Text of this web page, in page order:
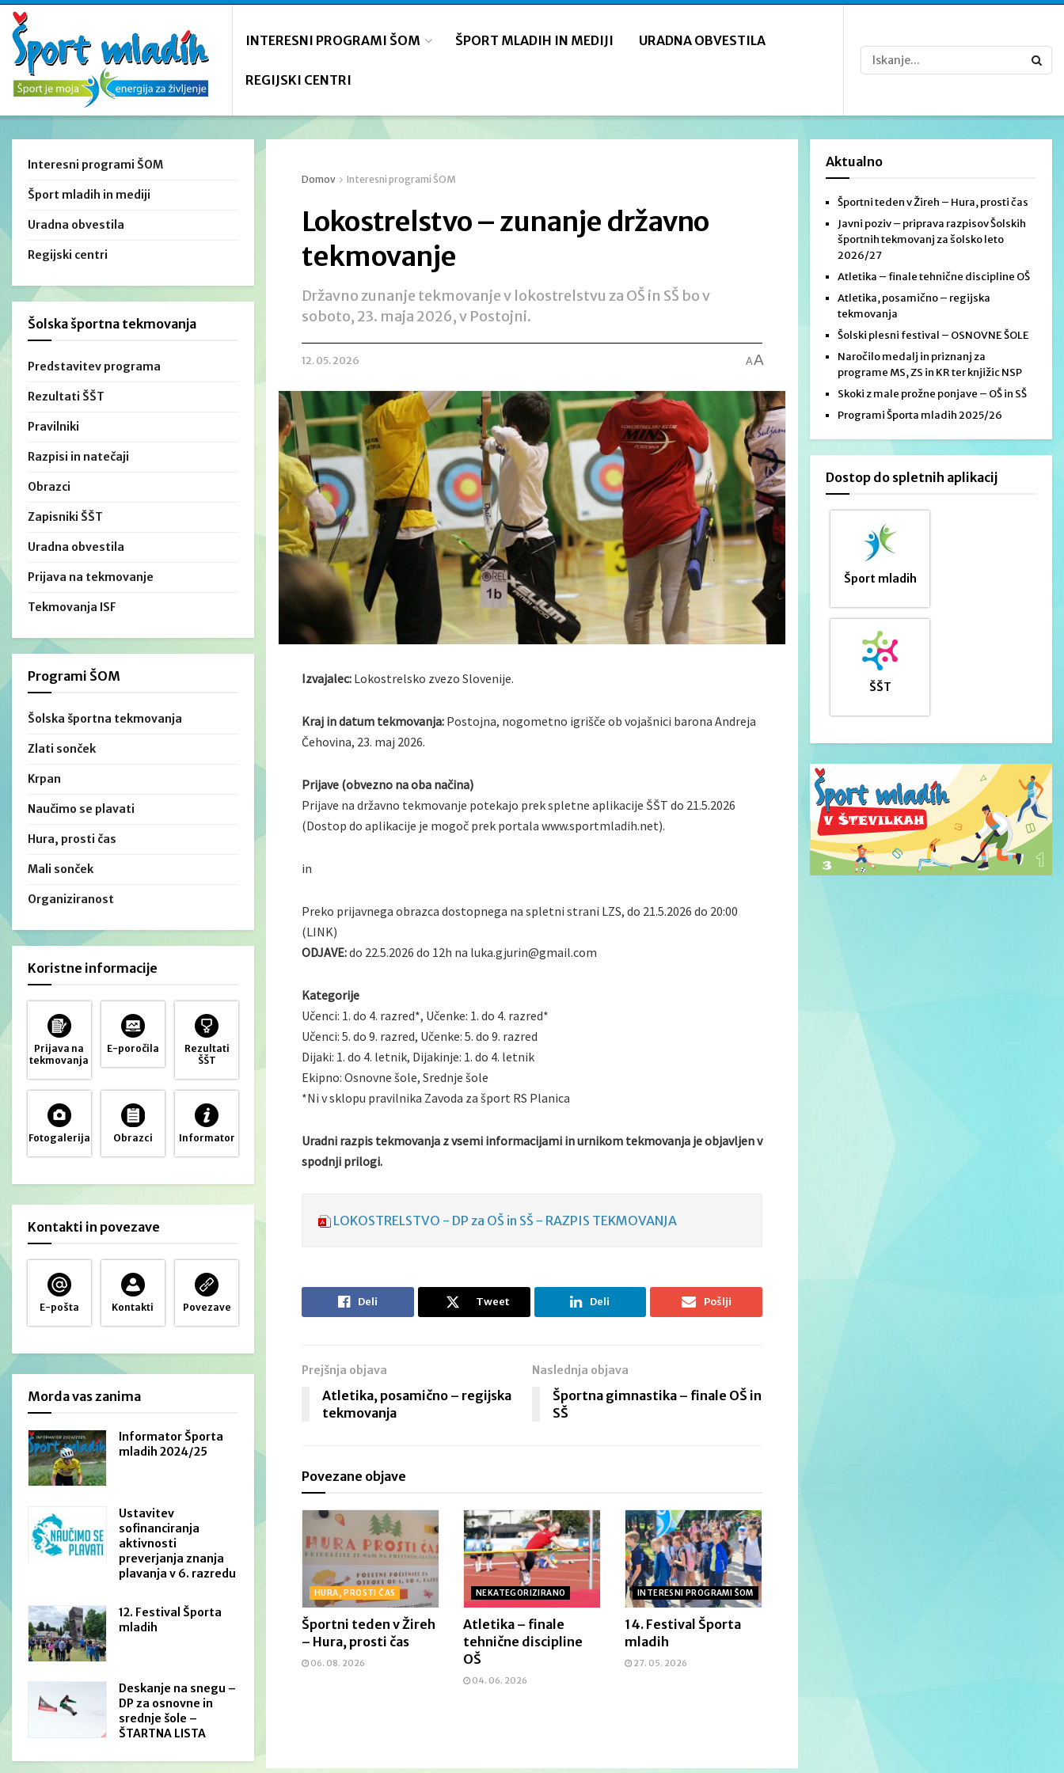
INTERESNI PROGRAMI ŠOM ŠPORT MLADIH IN MEDIJI URADNA OBVESTILA
REGIJSKI CENTRI
Domov Interesni programi ŠOM
Lokostrelstvo – zunanje državno
tekmovanje
Državno zunanje tekmovanje v lokostrelstvu za OŠ in SŠ bo v
soboto, 23. maja 2026, v Postojni.
12. 05. 2026 AA
Izvajalec: Lokostrelsko zvezo Slovenije.
Kraj in datum tekmovanja: Postojna, nogometno igrišče ob vojašnici barona Andreja
Čehovina, 23. maj 2026.
Prijave (obvezno na oba načina)
Prijave na državno tekmovanje potekajo prek spletne aplikacije ŠŠT do 21.5.2026
(Dostop do aplikacije je mogoč prek portala www.sportmladih.net).
in
Preko prijavnega obrazca dostopnega na spletni strani LZS, do 21.5.2026 do 20:00
(LINK)
ODJAVE:do 22.5.2026 do 12h na luka.gjurin@gmail.com
Kategorije
Učenci: 1. do 4. razred*, Učenke: 1. do 4. razred*
Učenci: 5. do 9. razred, Učenke: 5. do 9. razred
Dijaki: 1. do 4. letnik, Dijakinje: 1. do 4. letnik
Ekipno: Osnovne šole, Srednje šole
*Ni v sklopu pravilnika Zavoda za šport RS Planica
Uradni razpis tekmovanja z vsemi informacijami in urnikom tekmovanja je objavljen v
spodnji prilogi.
LOKOSTRELSTVO - DP za OŠ in SŠ - RAZPIS TEKMOVANJA
Deli Tweet Deli Pošlji
Prejšnja objava
Atletika, posamično – regijska
tekmovanja
Naslednja objava
Športna gimnastika – finale OŠ in
SŠ
Povezane objave
HURA, PROSTI ČAS
Športni teden v Žireh
– Hura, prosti čas
06. 08. 2026
NEKATEGORIZIRANO
Atletika – finale
tehnične discipline
OŠ
04. 06. 2026
INTERESNI PROGRAMI ŠOM
14. Festival Športa
mladih
27. 05. 2026
Interesni programi ŠOM
Šport mladih in mediji
Uradna obvestila
Regijski centri
Šolska športna tekmovanja
Predstavitev programa
Rezultati ŠŠT
Pravilniki
Razpisi in natečaji
Obrazci
Zapisniki ŠŠT
Uradna obvestila
Prijava na tekmovanje
Tekmovanja ISF
Programi ŠOM
Šolska športna tekmovanja
Zlati sonček
Krpan
Naučimo se plavati
Hura, prosti čas
Mali sonček
Organiziranost
Koristne informacije
Prijava na
tekmovanja
E-poročila
Rezultati
ŠŠT
Fotogalerija Obrazci Informator
Kontakti in povezave
E-pošta Kontakti Povezave
Morda vas zanima
Informator Športa
mladih 2024/25
Ustavitev
sofinanciranja
aktivnosti
preverjanja znanja
plavanja v 6. razredu
12. Festival Športa
mladih
Deskanje na snegu –
DP za osnovne in
srednje šole –
ŠTARTNA LISTA
Aktualno
Športni teden v Žireh – Hura, prosti čas
Javni poziv – priprava razpisov Šolskih
športnih tekmovanj za šolsko leto
2026/27
Atletika – finale tehnične discipline OŠ
Atletika, posamično – regijska
tekmovanja
Šolski plesni festival – OSNOVNE ŠOLE
Naročilo medalj in priznanj za
programe MS, ZS in KR ter knjižic NSP
Skoki z male prožne ponjave – OŠ in SŠ
Programi Športa mladih 2025/26
Dostop do spletnih aplikacij
Šport mladih
ŠŠT